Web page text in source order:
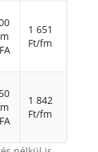
1 651
Ft/fm
1 842
Ft/fm